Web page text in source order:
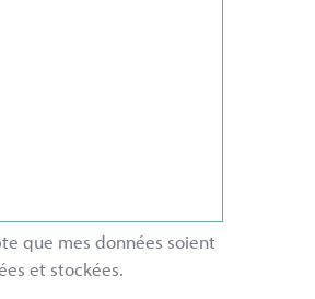
que mes données soient
et stockées.